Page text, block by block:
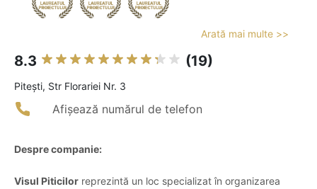
Arată mai multe >>
8.3 (19)
Piteşti, Str Florariei Nr. 3
Afișează numărul de telefon
Despre companie:
Visul Piticilor reprezintă un loc specializat în organizarea